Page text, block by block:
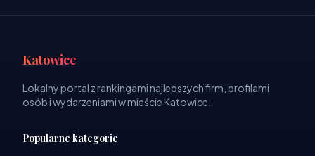
Katowice
Lokalny portal z rankingami najlepszych firm, profilami
osób i wydarzeniami w mieście Katowice.
Popularne kategorie